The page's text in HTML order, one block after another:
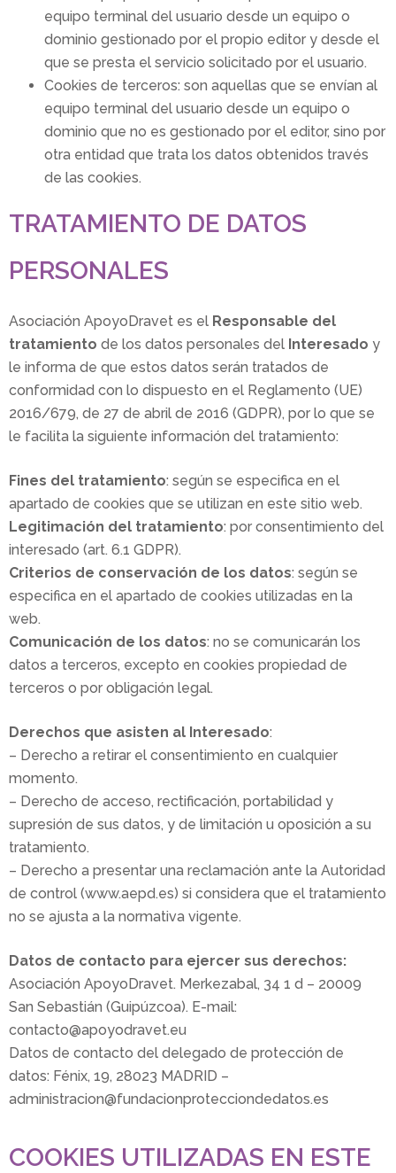
equipo terminal del usuario desde un equipo o
dominio gestionado por el propio editor y desde el
que se presta el servicio solicitado por el usuario.
Cookies de terceros: son aquellas que se envían al
equipo terminal del usuario desde un equipo o
dominio que no es gestionado por el editor, sino por
otra entidad que trata los datos obtenidos través
de las cookies.
TRATAMIENTO DE DATOS
PERSONALES
Asociación ApoyoDravet es el Responsable del
tratamiento de los datos personales del Interesado y
le informa de que estos datos serán tratados de
conformidad con lo dispuesto en el Reglamento (UE)
2016/679, de 27 de abril de 2016 (GDPR), por lo que se
le facilita la siguiente información del tratamiento:
Fines del tratamiento: según se especifica en el
apartado de cookies que se utilizan en este sitio web.
Legitimación del tratamiento: por consentimiento del
interesado (art. 6.1 GDPR).
Criterios de conservación de los datos: según se
especifica en el apartado de cookies utilizadas en la
web.
Comunicación de los datos: no se comunicarán los
datos a terceros, excepto en cookies propiedad de
terceros o por obligación legal.
Derechos que asisten al Interesado:
– Derecho a retirar el consentimiento en cualquier
momento.
– Derecho de acceso, rectificación, portabilidad y
supresión de sus datos, y de limitación u oposición a su
tratamiento.
– Derecho a presentar una reclamación ante la Autoridad
de control (www.aepd.es) si considera que el tratamiento
no se ajusta a la normativa vigente.
Datos de contacto para ejercer sus derechos:
Asociación ApoyoDravet. Merkezabal, 34 1 d – 20009
San Sebastián (Guipúzcoa). E-mail:
contacto@apoyodravet.eu
Datos de contacto del delegado de protección de
datos: Fénix, 19, 28023 MADRID –
administracion@fundacionprotecciondedatos.es
COOKIES UTILIZADAS EN ESTE